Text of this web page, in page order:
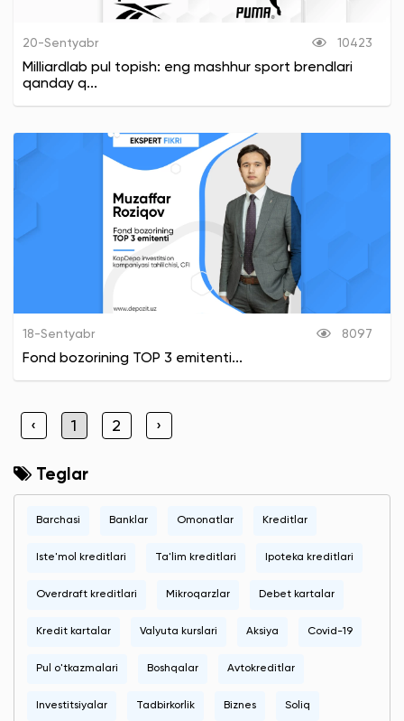
20-Sentyabr 10423
Milliardlab pul topish: eng mashhur sport brendlari
qanday q...
18-Sentyabr 8097
Fond bozorining TOP 3 emitenti...
‹ 1 2 ›
Teglar
Barchasi Banklar Omonatlar Kreditlar
Iste'mol kreditlari Ta'lim kreditlari Ipoteka kreditlari
Overdraft kreditlari Mikroqarzlar Debet kartalar
Kredit kartalar Valyuta kurslari Aksiya Covid-19
Pul o'tkazmalari Boshqalar Avtokreditlar
Investitsiyalar Tadbirkorlik Biznes Soliq